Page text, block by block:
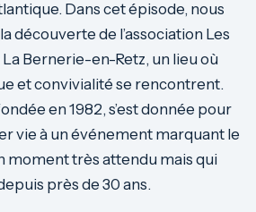
Dans cet épisode, nous
découverte de l’association Les
La Bernerie-en-Retz, un lieu où
et convivialité se rencontrent.
en 1982, s’est donnée pour
vie à un événement marquant le
moment très attendu mais qui
près de 30 ans.